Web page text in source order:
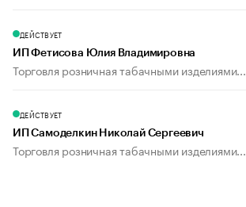
ДЕЙСТВУЕТ
ИП Фетисова Юлия Владимировна
Торговля розничная табачными изделиями...
ДЕЙСТВУЕТ
ИП Самоделкин Николай Сергеевич
Торговля розничная табачными изделиями...